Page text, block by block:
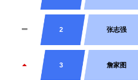
2 张志强
3 詹家图